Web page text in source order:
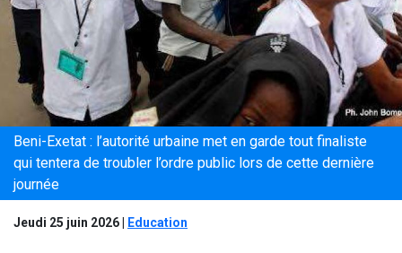
Beni-Exetat : l’autorité urbaine met en garde tout finaliste
qui tentera de troubler l’ordre public lors de cette dernière
journée
Jeudi 25 juin 2026 Education